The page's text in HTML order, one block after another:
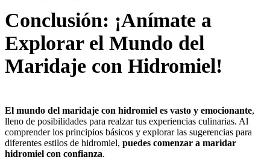
Conclusión: ¡Anímate a
Explorar el Mundo del
Maridaje con Hidromiel!
El mundo del maridaje con hidromiel es vasto y emocionante,
lleno de posibilidades para realzar tus experiencias culinarias. Al
comprender los principios básicos y explorar las sugerencias para
diferentes estilos de hidromiel, puedes comenzar a maridar
hidromiel con confianza.